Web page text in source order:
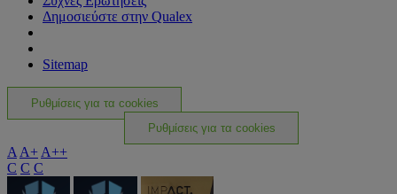
Δημοσιεύστε στην Qualex
Sitemap
Ρυθμίσεις για τα cookies
Ρυθμίσεις για τα cookies
A A+ A++
C C C